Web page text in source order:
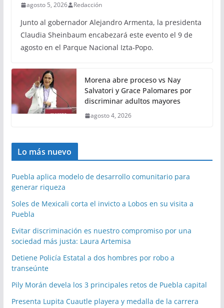
agosto 5, 2026 Redacción
Junto al gobernador Alejandro Armenta, la presidenta
Claudia Sheinbaum encabezará este evento el 9 de
agosto en el Parque Nacional Izta-Popo.
Morena abre proceso vs Nay
Salvatori y Grace Palomares por
discriminar adultos mayores
agosto 4, 2026
Lo más nuevo
Puebla aplica modelo de desarrollo comunitario para
generar riqueza
Soles de Mexicali corta el invicto a Lobos en su visita a
Puebla
Evitar discriminación es nuestro compromiso por una
sociedad más justa: Laura Artemisa
Detiene Policía Estatal a dos hombres por robo a
transeúnte
Pily Morán devela los 3 principales retos de Puebla capital
Presenta Lupita Cuautle playera y medalla de la carrera